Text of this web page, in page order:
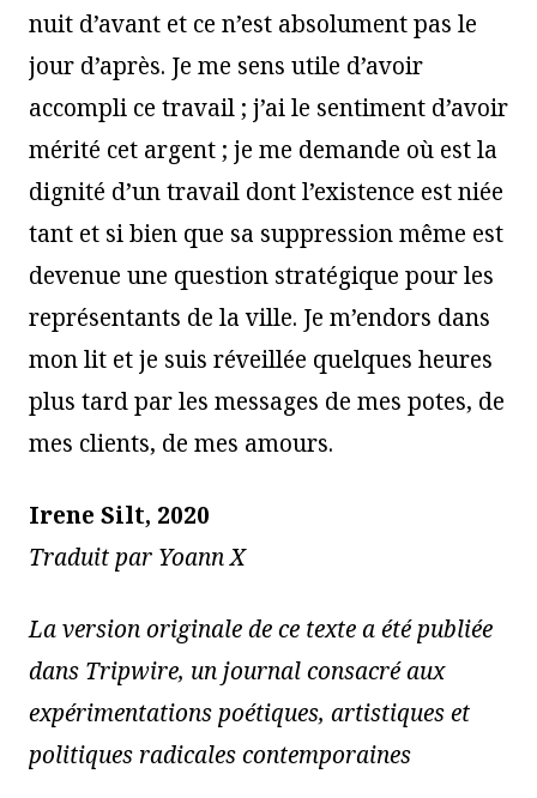
nuit d’avant et ce n’est absolument pas le
jour d’après. Je me sens utile d’avoir
accompli ce travail ; j’ai le sentiment d’avoir
mérité cet argent ; je me demande où est la
dignité d’un travail dont l’existence est niée
tant et si bien que sa suppression même est
devenue une question stratégique pour les
représentants de la ville. Je m’endors dans
mon lit et je suis réveillée quelques heures
plus tard par les messages de mes potes, de
mes clients, de mes amours.
Irene Silt, 2020
Traduit par Yoann X
La version originale de ce texte a été publiée
dans Tripwire, un journal consacré aux
expérimentations poétiques, artistiques et
politiques radicales contemporaines